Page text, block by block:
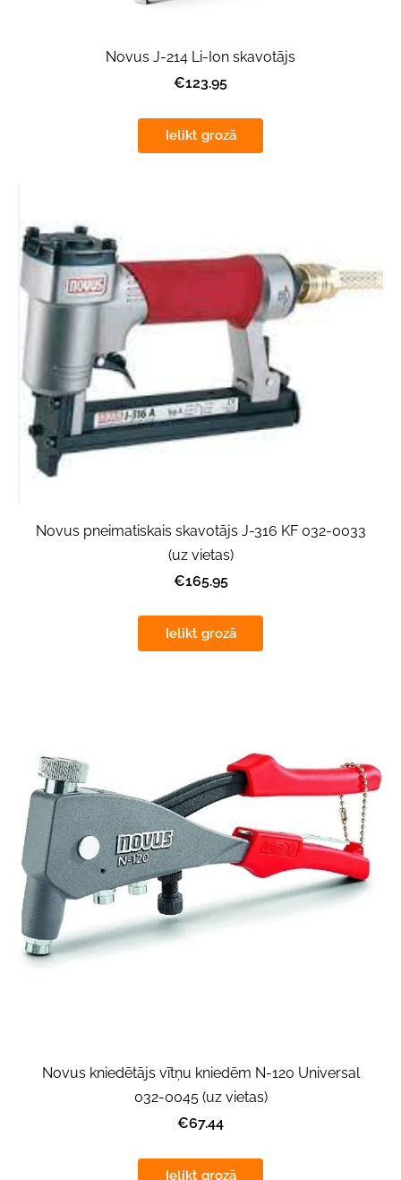
Novus J-214 Li-Ion skavotājs
€123.95
Ielikt grozā
Novus pneimatiskais skavotājs J-316 KF 032-0033
(uz vietas)
€165.95
Ielikt grozā
Novus kniedētājs vītņu kniedēm N-120 Universal
032-0045 (uz vietas)
€67.44
Ielikt grozā